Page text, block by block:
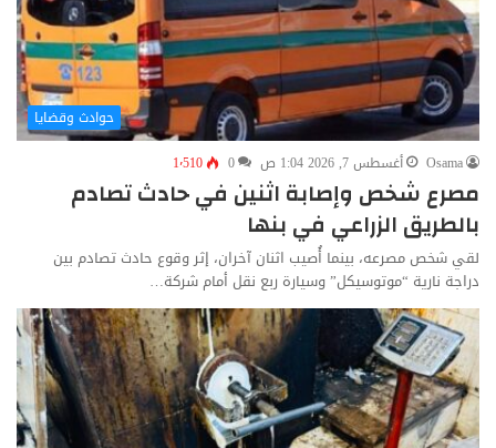
حوادث وقضايا
Osama
أغسطس 7, 2026 1:04 ص 0 1٬510
مصرع شخص وإصابة اثنين في حادث تصادم
بالطريق الزراعي في بنها
لقي شخص مصرعه، بينما أُصيب اثنان آخران، إثر وقوع حادث تصادم بين
دراجة نارية “موتوسيكل” وسيارة ربع نقل أمام شركة…